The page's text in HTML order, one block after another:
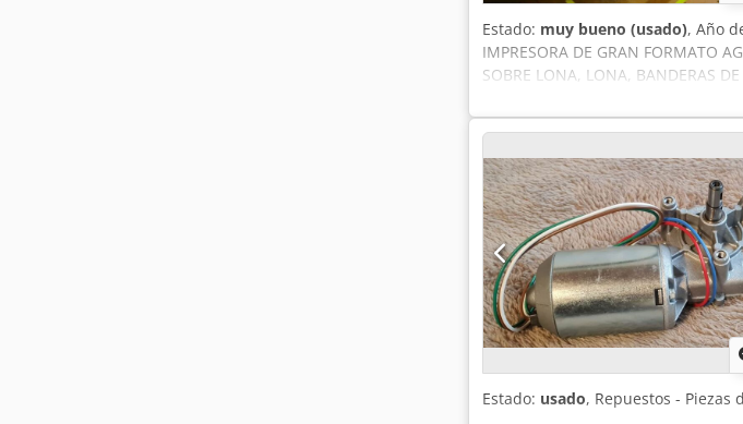
Estado: muy bueno (usado), Año
IMPRESORA DE GRAN FORMATO
SOBRE LONA, LONA, BANDERAS
solvente • Tinta a base de
• 24 cabezales de impresión
• Máx. Peso del rollo hasta 230 kg
información: • Unidad de
retro (E9ZZL000) Codpfswh Shcex
vinilo (E9WKB000) • Conjunto de
Cámara retroiluminada (E9Z2P) •
nuevas también incluidas • Tres
sistema de tinta de la máquina.
Estado: usado, Repuestos - Piezas